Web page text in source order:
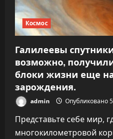
не
уловили
ни
звука
Космос
Галилеевы
возможно,
блоки жизни еще
зарождения.
admin Опубликовано
Представьте себе мир,
многокилометровой